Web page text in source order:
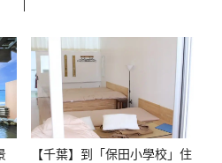
【千葉】到「保田小學校」住